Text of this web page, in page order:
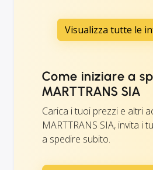
Visualizza tutte le
Come iniziare a
MARTTRANS SIA
Carica i tuoi prezzi e altri
MARTTRANS SIA, invita i
a spedire subito.